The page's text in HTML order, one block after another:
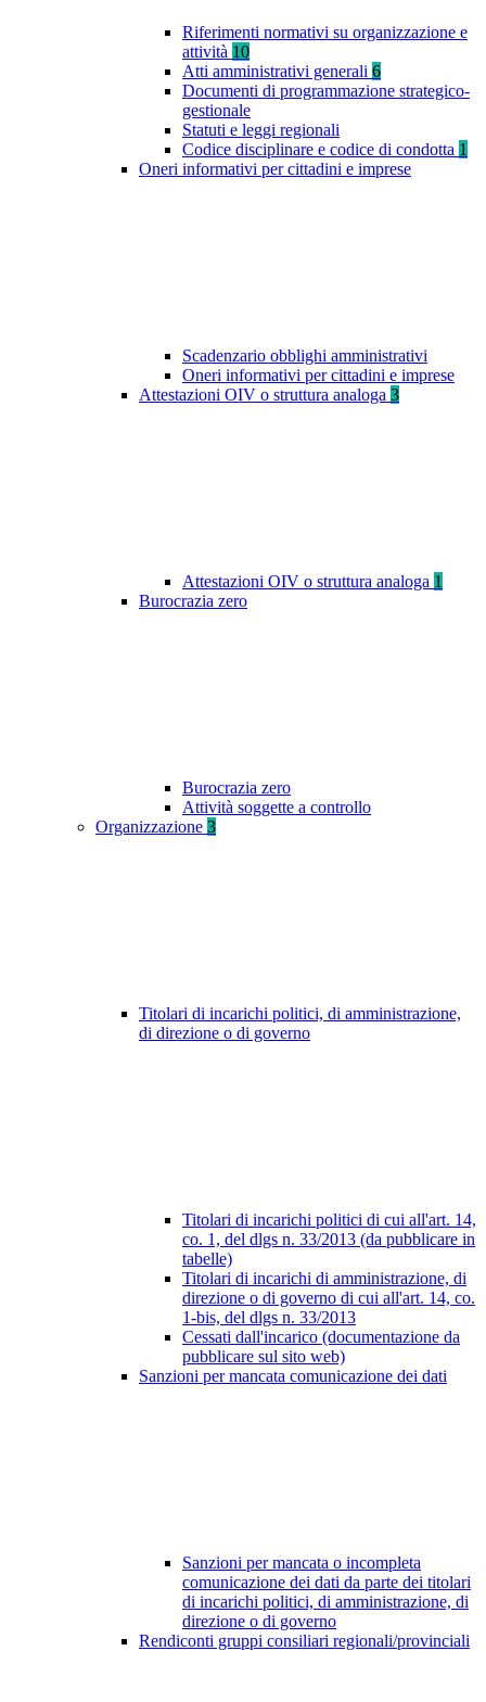
Riferimenti normativi su organizzazione e
attività 10
Atti amministrativi generali 6
Documenti di programmazione strategico-
gestionale
Statuti e leggi regionali
Codice disciplinare e codice di condotta 1
Oneri informativi per cittadini e imprese
Scadenzario obblighi amministrativi
Oneri informativi per cittadini e imprese
Attestazioni OIV o struttura analoga 3
Attestazioni OIV o struttura analoga 1
Burocrazia zero
Burocrazia zero
Attività soggette a controllo
Organizzazione 3
Titolari di incarichi politici, di amministrazione,
di direzione o di governo
Titolari di incarichi politici di cui all'art. 14,
co. 1, del dlgs n. 33/2013 (da pubblicare in
tabelle)
Titolari di incarichi di amministrazione, di
direzione o di governo di cui all'art. 14, co.
1-bis, del dlgs n. 33/2013
Cessati dall'incarico (documentazione da
pubblicare sul sito web)
Sanzioni per mancata comunicazione dei dati
Sanzioni per mancata o incompleta
comunicazione dei dati da parte dei titolari
di incarichi politici, di amministrazione, di
direzione o di governo
Rendiconti gruppi consiliari regionali/provinciali